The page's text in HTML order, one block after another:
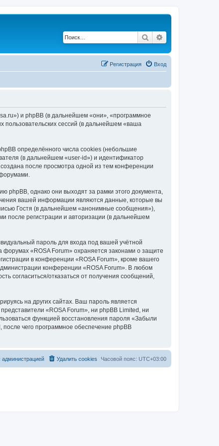
Поиск
Вход
Регистрация
и phpBB (в дальнейшем «они», «программное
сессий (в дальнейшем «ваша
определённого числа cookies (небольшие
(в дальнейшем «user-id») и идентификатор
после просмотра одной из тем конференции
однако они выходят за рамки этого документа,
вашей информации являются данные, которые вы
Гостя (в дальнейшем «анонимные сообщения»),
после регистрации и авторизации (в дальнейшем
пароль для входа под вашей учётной
«ROSA Forum» охраняется законами о защите
в конференции «ROSA Forum», кроме вашего
конференции «ROSA Forum». В любом
согласиться/отказаться от получения сообщений,
на других сайтах. Ваш пароль является
«ROSA Forum», ни phpBB Limited, ни
функцией восстановления пароля «Забыли
чего программное обеспечение phpBB
Часовой пояс: UTC+03:00
Удалить cookies
администрацией